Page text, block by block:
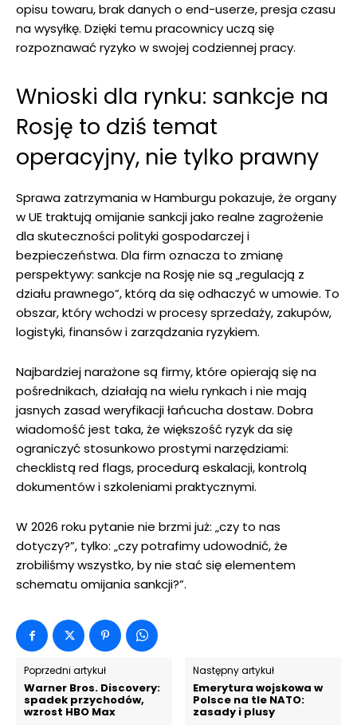
opisu towaru, brak danych o end-userze, presja czasu
na wysyłkę. Dzięki temu pracownicy uczą się
rozpoznawać ryzyko w swojej codziennej pracy.
Wnioski dla rynku: sankcje na
Rosję to dziś temat
operacyjny, nie tylko prawny
Sprawa zatrzymania w Hamburgu pokazuje, że organy
w UE traktują omijanie sankcji jako realne zagrożenie
dla skuteczności polityki gospodarczej i
bezpieczeństwa. Dla firm oznacza to zmianę
perspektywy: sankcje na Rosję nie są „regulacją z
działu prawnego”, którą da się odhaczyć w umowie. To
obszar, który wchodzi w procesy sprzedaży, zakupów,
logistyki, finansów i zarządzania ryzykiem.
Najbardziej narażone są firmy, które opierają się na
pośrednikach, działają na wielu rynkach i nie mają
jasnych zasad weryfikacji łańcucha dostaw. Dobra
wiadomość jest taka, że większość ryzyk da się
ograniczyć stosunkowo prostymi narzędziami:
checklistą red flags, procedurą eskalacji, kontrolą
dokumentów i szkoleniami praktycznymi.
W 2026 roku pytanie nie brzmi już: „czy to nas
dotyczy?”, tylko: „czy potrafimy udowodnić, że
zrobiliśmy wszystko, by nie stać się elementem
schematu omijania sankcji?”.
Poprzedni artykuł
Warner Bros. Discovery:
spadek przychodów,
wzrost HBO Max
Następny artykuł
Emerytura wojskowa w
Polsce na tle NATO:
zasady i plusy